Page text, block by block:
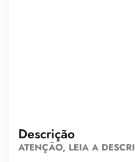
Descrição
ATENÇÃO, LEIA A